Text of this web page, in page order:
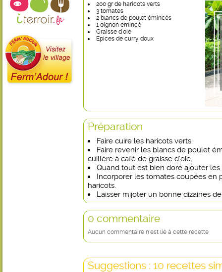
200 gr de haricots verts
3 tomates
2 blancs de poulet émincés
1 oignon emincé
Graisse d'oie
Epices de curry doux
Préparation
Faire cuire les haricots verts.
Faire revenir les blancs de poulet
cuillère à café de graisse d'oie.
Quand tout est bien doré ajouter les
Incorporer les tomates coupées en
haricots.
Laisser mijoter un bonne dizaines
0 commentaire
Aucun commentaire n'est lié à cette recette
Suggestions : 10 recettes